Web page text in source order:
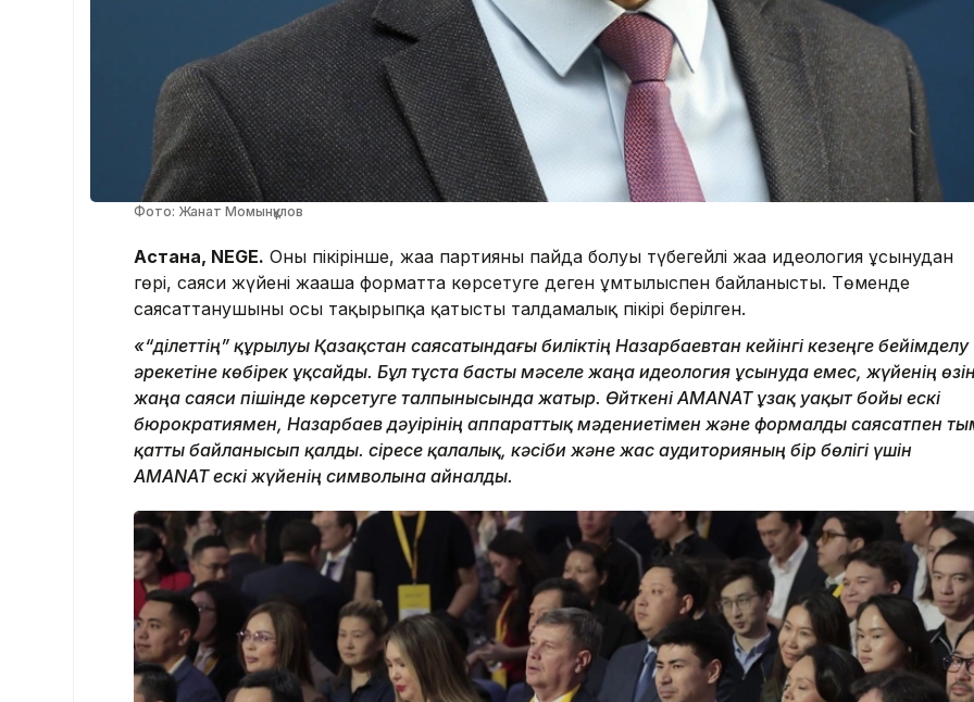
Фото: Жанат Момынқұлов
Астана, NEGE. Оның пікірінше, жаңа партияның пайда болуы түбегейлі жаңа идеология ұсынудан
гөрі, саяси жүйені жаңаша форматта көрсетуге деген ұмтылыспен байланысты. Төменде
саясаттанушының осы тақырыпқа қатысты талдамалық пікірі берілген.
«“Әділеттің” құрылуы Қазақстан саясатындағы биліктің Назарбаевтан кейінгі кезеңге бейімделу
әрекетіне көбірек ұқсайды. Бұл тұста басты мәселе жаңа идеология ұсынуда емес, жүйенің
жаңа саяси пішінде көрсетуге талпынысында жатыр. Өйткені AMANAT ұзақ уақыт бойы ескі
бюрократиямен, Назарбаев дәуірінің аппараттық мәдениетімен және формалды саясатпен
қатты байланысып қалды. Әсіресе қалалық, кәсіби және жас аудиторияның бір бөлігі үшін
AMANAT ескі жүйенің символына айналды.